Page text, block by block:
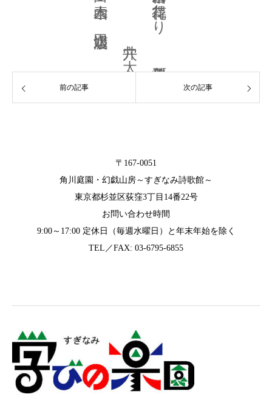
前の記事 次の記事
〒167-0051
角川庭園・幻戯山房～すぎなみ詩歌館～
東京都杉並区荻窪3丁目14番22号
お問い合わせ時間
9:00～17:00 定休日（毎週水曜日）と年末年始を除く
TEL／FAX: 03-6795-6855